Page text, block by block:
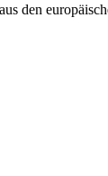
den